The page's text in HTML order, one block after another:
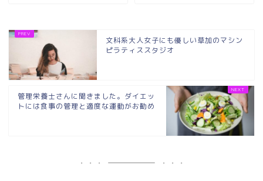
文科系大人女子にも優しい草加のマシン
ピラティススタジオ
管理栄養士さんに聞きました。ダイエッ
トには食事の管理と適度な運動がお勧め